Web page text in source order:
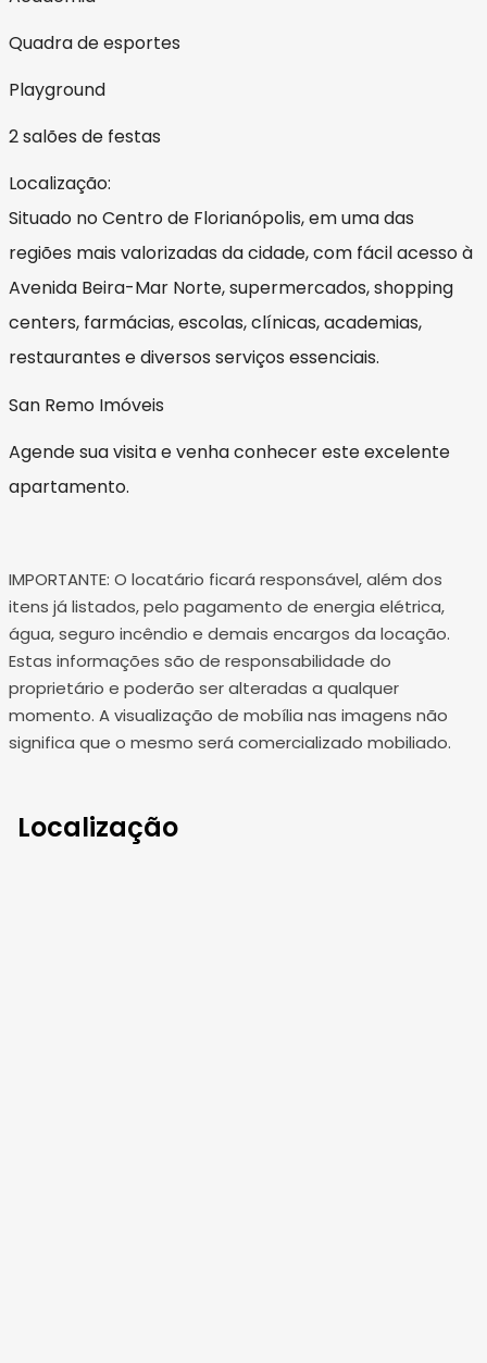
Quadra de esportes
Playground
2 salões de festas
Localização:
Situado no Centro de Florianópolis, em uma das
regiões mais valorizadas da cidade, com fácil acesso à
Avenida Beira-Mar Norte, supermercados, shopping
centers, farmácias, escolas, clínicas, academias,
restaurantes e diversos serviços essenciais.
San Remo Imóveis
Agende sua visita e venha conhecer este excelente
apartamento.
IMPORTANTE: O locatário ficará responsável, além dos
itens já listados, pelo pagamento de energia elétrica,
água, seguro incêndio e demais encargos da locação.
Estas informações são de responsabilidade do
proprietário e poderão ser alteradas a qualquer
momento. A visualização de mobília nas imagens não
significa que o mesmo será comercializado mobiliado.
Localização